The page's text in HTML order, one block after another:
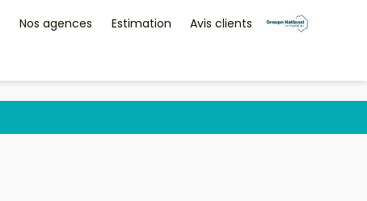
Nos agences Estimation Avis clients